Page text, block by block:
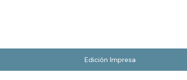
Edición Impresa